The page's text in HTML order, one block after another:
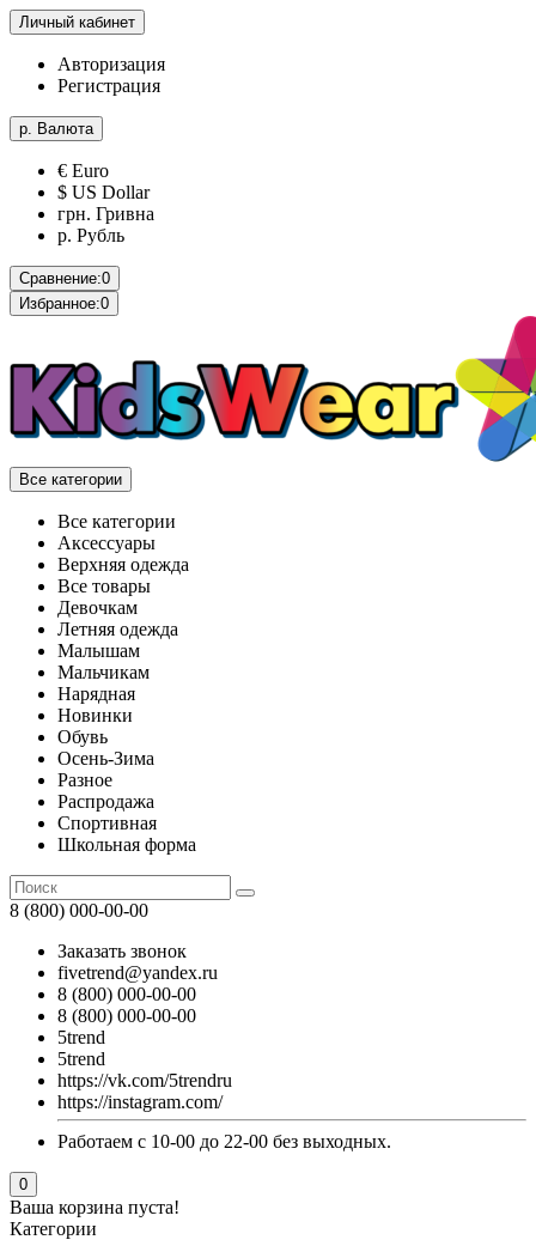
Личный кабинет
Авторизация
Регистрация
р. Валюта
€ Euro
$ US Dollar
грн. Гривна
р. Рубль
Сравнение:0
Избранное:0
Все категории
Все категории
Аксессуары
Верхняя одежда
Все товары
Девочкам
Летняя одежда
Малышам
Мальчикам
Нарядная
Новинки
Обувь
Осень-Зима
Разное
Распродажа
Спортивная
Школьная форма
8 (800) 000-00-00
Заказать звонок
fivetrend@yandex.ru
8 (800) 000-00-00
8 (800) 000-00-00
5trend
5trend
https://vk.com/5trendru
https://instagram.com/
Работаем с 10-00 до 22-00 без выходных.
0
Ваша корзина пуста!
Категории